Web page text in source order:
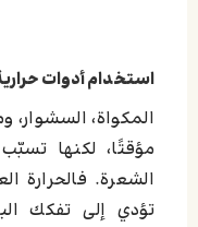
استخدام أدوات
المكواة،
مؤقتًا، لكنها
تؤدي إلى تفكك